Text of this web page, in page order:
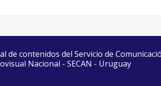
de contenidos del Servicio de
Nacional - SECAN - Uruguay